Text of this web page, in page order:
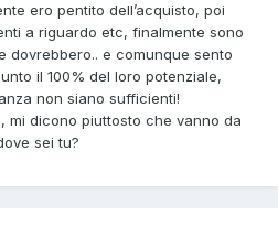
mi sono piaciuti), con
con valvolari/ibridi e
ma quella che mi ha
conquistato, è stata con
e l’ampli americano, hanno una
equilibrio, assenza di fatica
alcuni delle caratteristiche che
ero pentito dell’acquisto, poi
a riguardo etc, finalmente sono
dovrebbero.. e comunque sento
il 100% del loro potenziale,
non siano sufficienti!
mi dicono piuttosto che vanno da
sei tu?